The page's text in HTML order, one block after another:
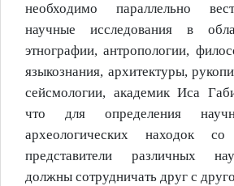
необходимо параллельно
научные исследования в
этнографии, антропологии,
языкознания, архитектуры,
сейсмологии, академик Иса
что для определения
археологических находок
представители различных
должны сотрудничать друг с